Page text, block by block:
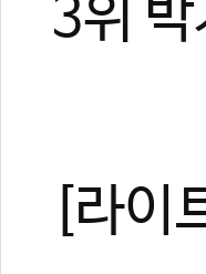
3위
[라이